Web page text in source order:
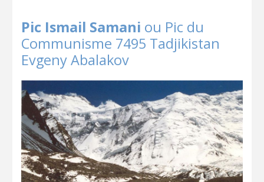
Pic Ismail Samani ou Pic du
Communisme 7495 Tadjikistan
Evgeny Abalakov